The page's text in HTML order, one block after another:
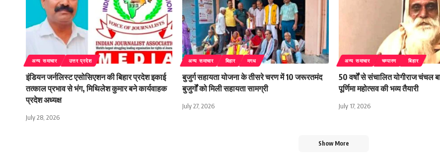
अन्य समाचार उत्तर प्रदेश
इंडियन जर्नलिस्ट एसोसिएशन की बिहार प्रदेश इकाई
तत्काल प्रभाव से भंग, मिथिलेश कुमार बने कार्यवाहक
प्रदेश अध्यक्ष
July 28, 2026
अन्य समाचार बिहार मगध
बुजुर्ग सहायता योजना के तीसरे चरण में 10 जरूरतमंद
बुजुर्गों को मिली सहायता सामग्री
July 27, 2026
अन्य समाचार चम्पारण बिहार
50 वर्षों से संचालित योगीराज चंचल
पूर्णिमा महोत्सव की भव्य तैयारी
July 17, 2026
Show More